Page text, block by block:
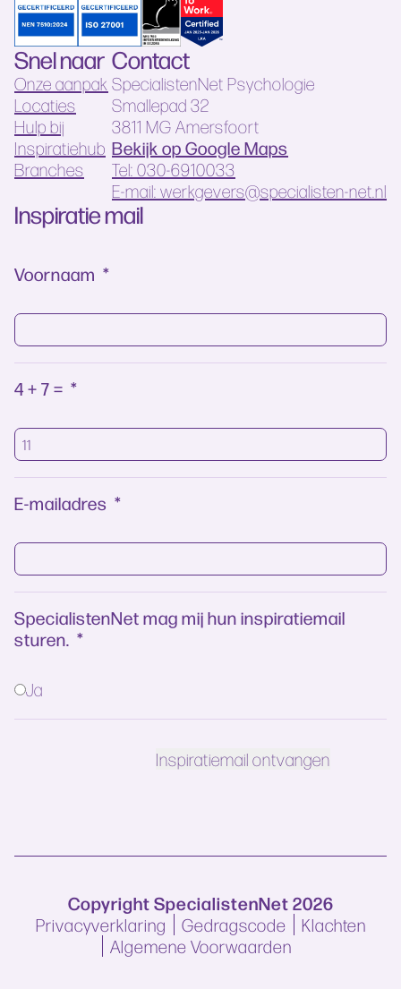
Snel naar
Onze aanpak
Locaties
Hulp bij
Inspiratiehub
Branches
Contact
SpecialistenNet Psychologie
Smallepad 32
3811 MG Amersfoort
Bekijk op Google Maps
Tel: 030-6910033
E-mail: werkgevers@specialisten-net.nl
Inspiratie mail
Voornaam *
4 + 7 = *
E-mailadres *
SpecialistenNet mag mij hun inspiratiemail
sturen. *
Ja
Copyright SpecialistenNet 2026
Privacyverklaring Gedragscode
Klachten
Algemene Voorwaarden